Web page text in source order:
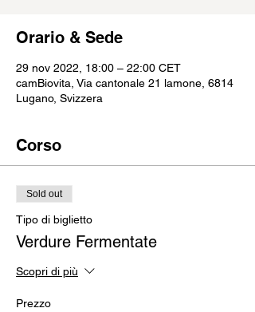
Orario & Sede
29 nov 2022, 18:00 – 22:00 CET
camBiovita, Via cantonale 21 lamone, 6814
Lugano, Svizzera
Corso
Sold out
Tipo di biglietto
Verdure Fermentate
Scopri di più
Prezzo